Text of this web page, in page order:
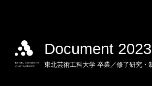
Document 2023
東北芸術工科大学 卒業／修了研究・